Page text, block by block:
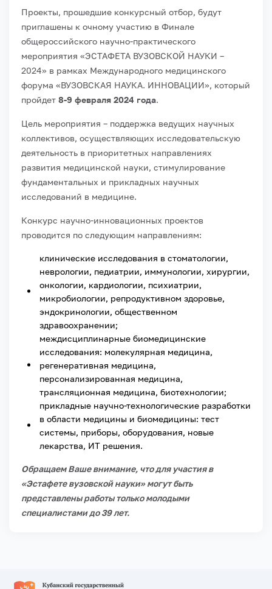
Проекты, прошедшие конкурсный отбор, будут
приглашены к очному участию в Финале
общероссийского научно-практического
мероприятия «ЭСТАФЕТА ВУЗОВСКОЙ НАУКИ –
2024» в рамках Международного медицинского
форума «ВУЗОВСКАЯ НАУКА. ИННОВАЦИИ», который
пройдет 8-9 февраля 2024 года.
Цель мероприятия – поддержка ведущих научных
коллективов, осуществляющих исследовательскую
деятельность в приоритетных направлениях
развития медицинской науки, стимулирование
фундаментальных и прикладных научных
исследований в медицине.
Конкурс научно-инновационных проектов
проводится по следующим направлениям:
клинические исследования в стоматологии,
неврологии, педиатрии, иммунологии, хирургии,
онкологии, кардиологии, психиатрии,
микробиологии, репродуктивном здоровье,
эндокринологии, общественном
здравоохранении;
междисциплинарные биомедицинские
исследования: молекулярная медицина,
регенеративная медицина,
персонализированная медицина,
трансляционная медицина, биотехнологии;
прикладные научно-технологические разработки
в области медицины и биомедицины: тест
системы, приборы, оборудования, новые
лекарства, ИТ решения.
Обращаем Ваше внимание, что для участия в
«Эстафете вузовской науки» могут быть
представлены работы только молодыми
специалистами до 39 лет.